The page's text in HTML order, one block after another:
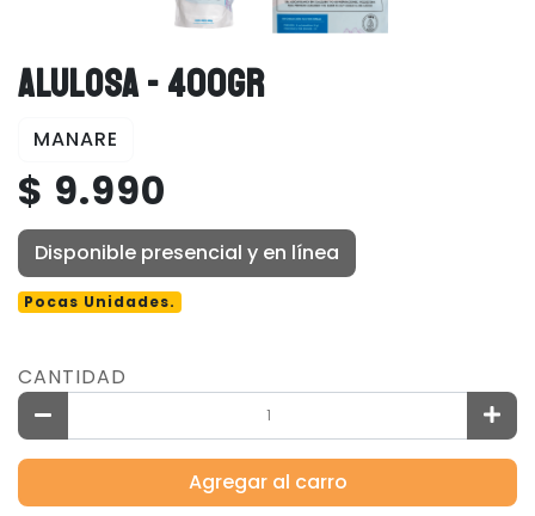
ALULOSA - 400GR
MANARE
$ 9.990
Disponible presencial y en línea
Pocas Unidades.
CANTIDAD
Agregar al carro